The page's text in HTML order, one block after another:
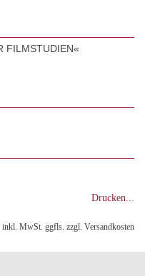
FILMSTUDIEN«
Drucken...
MwSt. ggfls. zzgl. Versandkosten